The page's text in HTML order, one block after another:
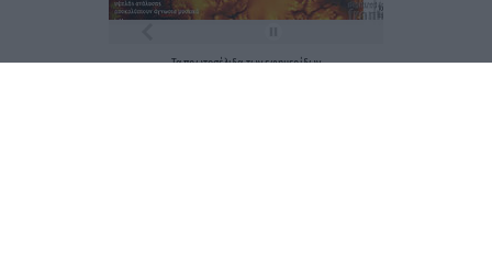
Ταπρωτοσέλιδατωνεφημερίδων